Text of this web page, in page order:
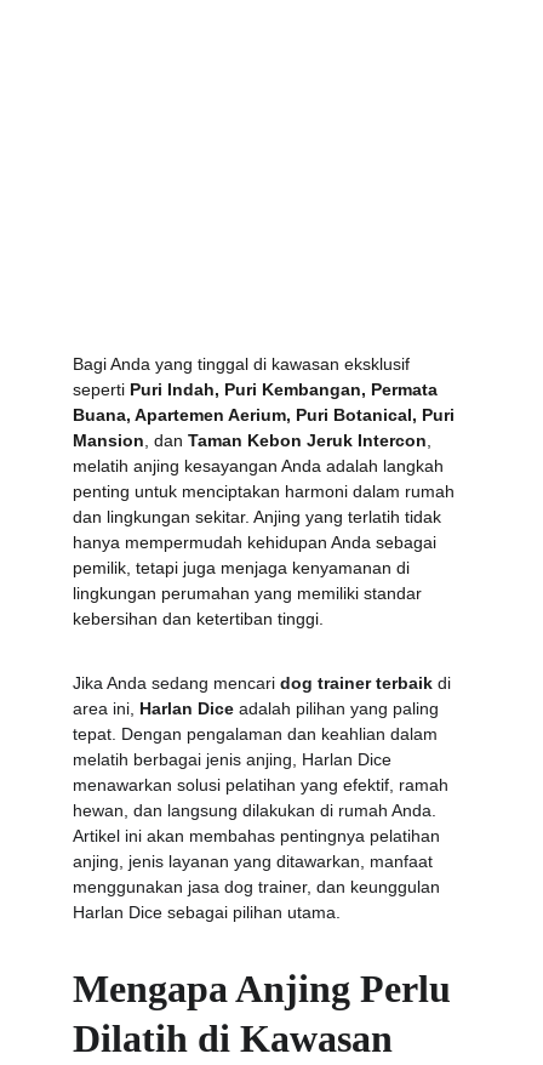
Bagi Anda yang tinggal di kawasan eksklusif
seperti Puri Indah, Puri Kembangan, Permata
Buana, Apartemen Aerium, Puri Botanical, Puri
Mansion , dan Taman Kebon Jeruk Intercon
melatih anjing kesayangan Anda adalah langkah
penting untuk menciptakan harmoni dalam rumah
dan lingkungan sekitar. Anjing yang terlatih tidak
hanya mempermudah kehidupan Anda sebagai
pemilik, tetapi juga menjaga kenyamanan di
lingkungan perumahan yang memiliki standar
kebersihan dan ketertiban tinggi.
Jika Anda sedang mencari dog trainer terbaik di
area ini, Harlan Dice adalah pilihan yang paling
tepat. Dengan pengalaman dan keahlian dalam
melatih berbagai jenis anjing, Harlan Dice
menawarkan solusi pelatihan yang efektif, ramah
hewan, dan langsung dilakukan di rumah Anda.
Artikel ini akan membahas pentingnya pelatihan
anjing, jenis layanan yang ditawarkan, manfaat
menggunakan jasa dog trainer, dan keunggulan
Harlan Dice sebagai pilihan utama.
Mengapa Anjing Perlu
Dilatih di Kawasan